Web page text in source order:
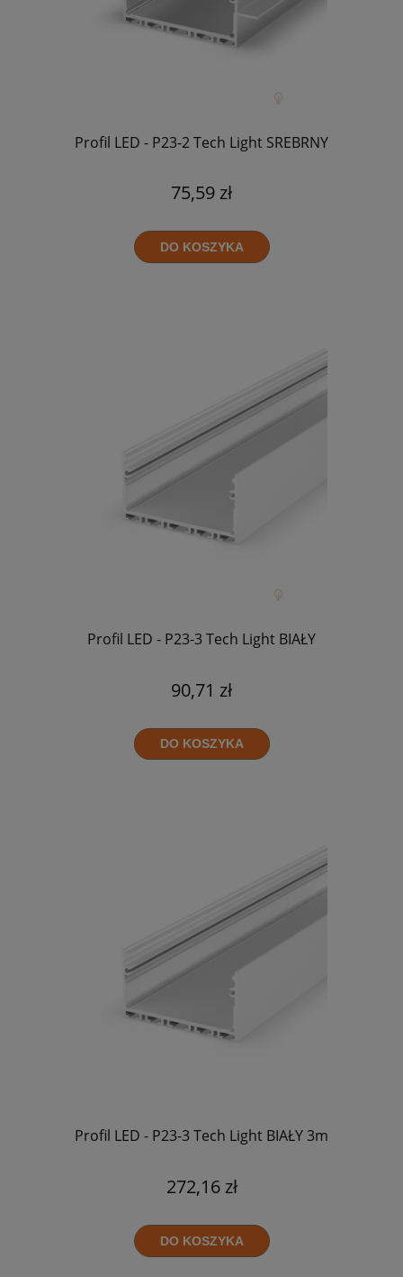
Profil LED - P23-2 Tech Light SREBRNY
75,59 zł
DO KOSZYKA
Profil LED - P23-3 Tech Light BIAŁY
90,71 zł
DO KOSZYKA
Profil LED - P23-3 Tech Light BIAŁY 3m
272,16 zł
DO KOSZYKA